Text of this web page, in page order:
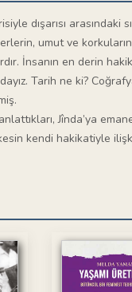
dışarısı
umut ve
İnsanın en derin
Tarih ne ki?
anlattıkları, Jînda’ya
kendi hakikatiyle